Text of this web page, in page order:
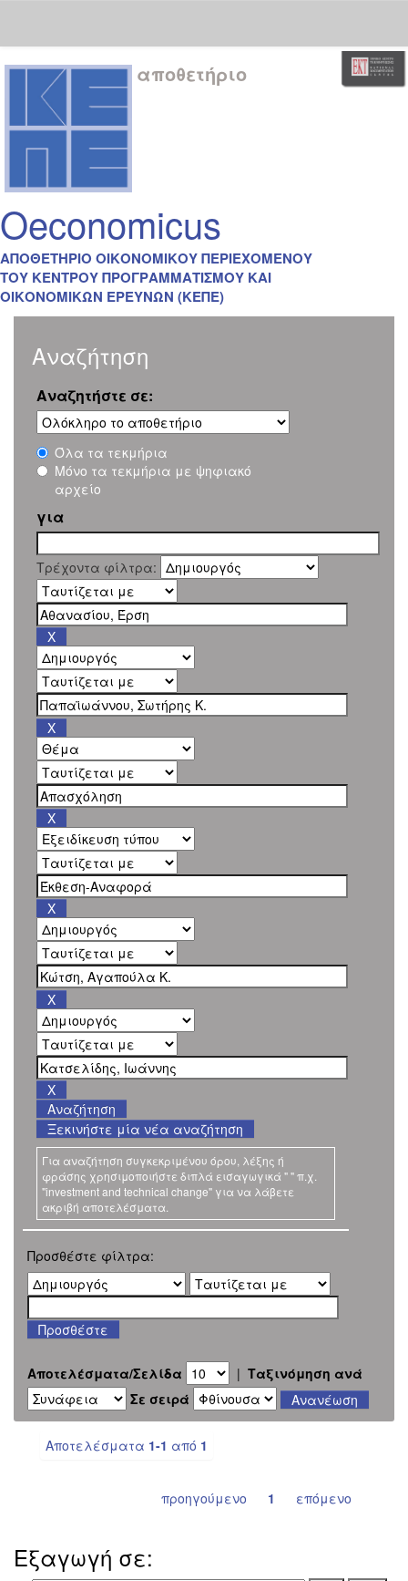
Skip
navigation
αποθετήριο
Oeconomicus
ΑΠΟΘΕΤΗΡΙΟ ΟΙΚΟΝΟΜΙΚΟΥ ΠΕΡΙΕΧΟΜΕΝΟΥ
ΤΟΥ ΚΕΝΤΡΟΥ ΠΡΟΓΡΑΜΜΑΤΙΣΜΟΥ ΚΑΙ
ΟΙΚΟΝΟΜΙΚΩΝ ΕΡΕΥΝΩΝ (ΚΕΠΕ)
Αναζήτηση
Αναζητήστε σε:
Όλα τα τεκμήρια
Μόνο τα τεκμήρια με ψηφιακό
αρχείο
για
Τρέχοντα φίλτρα:
Ξεκινήστε μία νέα αναζήτηση
Για αναζήτηση συγκεκριμένου όρου, λέξης ή
φράσης χρησιμοποιήστε διπλά εισαγωγικά " " π.χ.
"investment and technical change" για να λάβετε
ακριβή αποτελέσματα.
Προσθέστε φίλτρα:
Αποτελέσματα/Σελίδα | Ταξινόμηση ανά
Σε σειρά
Αποτελέσματα 1-1 από 1
προηγούμενο 1 επόμενο
Εξαγωγή σε: